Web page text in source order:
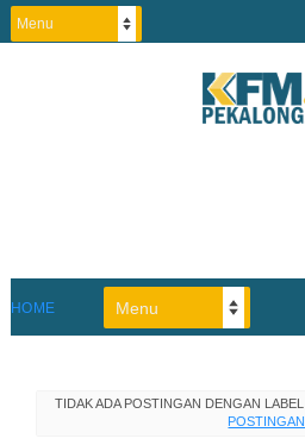
HOME
TIDAK ADA POSTINGAN DENGAN LABEL
POSTINGAN